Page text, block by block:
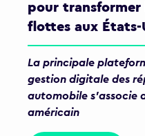
pour
flottes aux États-
La principale
gestion digitale des
automobile s'associe
américain